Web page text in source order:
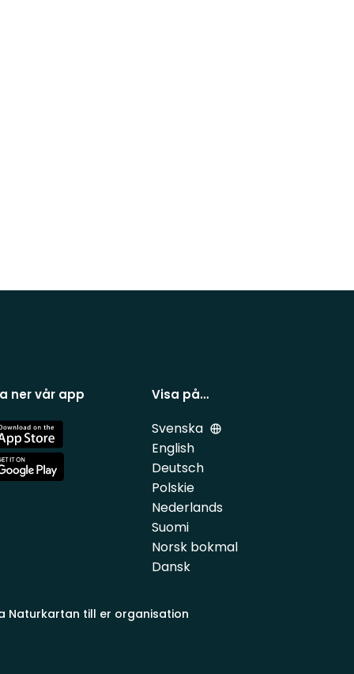
ner vår app Visa på…
Svenska
English
Deutsch
Polskie
Nederlands
Suomi
Norsk bokmal
Dansk
Naturkartan till er organisation